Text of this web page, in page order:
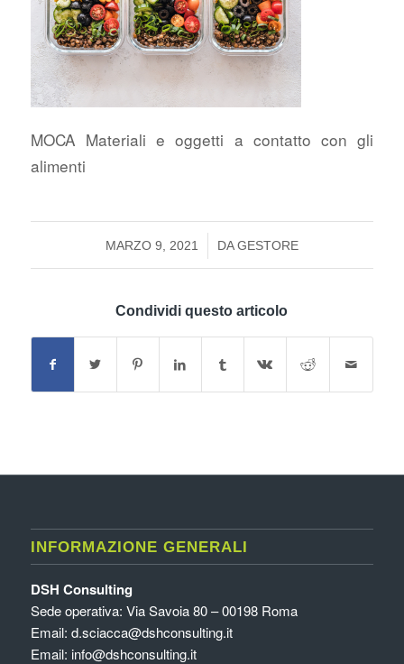
MOCA Materiali e oggetti a contatto con gli
alimenti
MARZO 9, 2021
/ DAGESTORE
Condividi questo articolo
INFORMAZIONE GENERALI
DSH Consulting
Sede operativa: Via Savoia 80 – 00198 Roma
Email: d.sciacca@dshconsulting.it
Email: info@dshconsulting.it